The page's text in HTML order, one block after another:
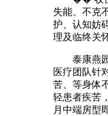
失能、不克
护、认知妨
理及临终关
泰康燕园
医疗团队针
苦、等身体
轻患者疾苦
月中端房型